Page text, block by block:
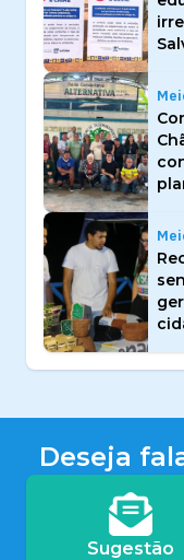
Deseja
Sugestão